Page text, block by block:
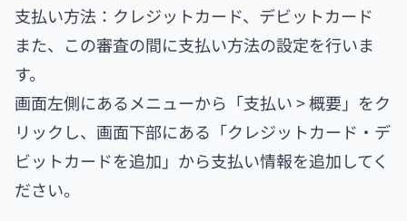
支払い方法：クレジットカード、デビットカード
また、この審査の間に支払い方法の設定を行いま
す。
画面左側にあるメニューから「支払い > 概要」をク
リックし、画面下部にある「クレジットカード・デ
ビットカードを追加」から支払い情報を追加してく
ださい。